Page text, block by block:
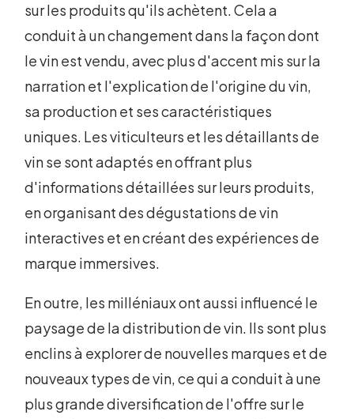
sur les produits qu'ils achètent. Cela a
conduit à un changement dans la façon dont
le vin est vendu, avec plus d'accent mis sur la
narration et l'explication de l'origine du vin,
sa production et ses caractéristiques
uniques. Les viticulteurs et les détaillants de
vin se sont adaptés en offrant plus
d'informations détaillées sur leurs produits,
en organisant des dégustations de vin
interactives et en créant des expériences de
marque immersives.
En outre, les milléniaux ont aussi influencé le
paysage de la distribution de vin. Ils sont plus
enclins à explorer de nouvelles marques et de
nouveaux types de vin, ce qui a conduit à une
plus grande diversification de l'offre sur le